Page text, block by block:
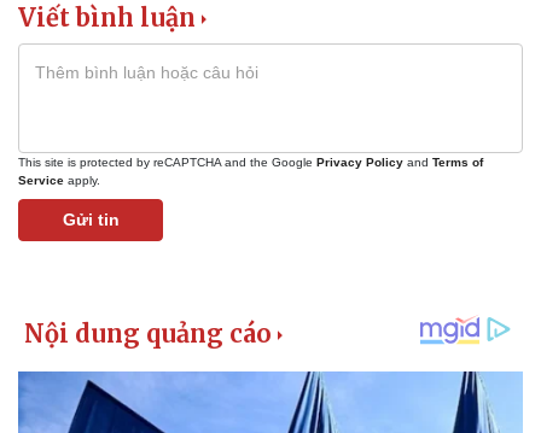
Kinh tế
Bất động sản
Khởi nghiệp
Viết bình luận
This site is protected by reCAPTCHA and the Google Privacy Policy and Terms of
Service apply.
Gửi tin